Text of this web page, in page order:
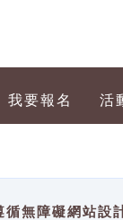
我要報名 活
循無障礙網站